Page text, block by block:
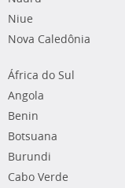
Niue
Nova Caledônia
África do Sul
Angola
Benin
Botsuana
Burundi
Cabo Verde